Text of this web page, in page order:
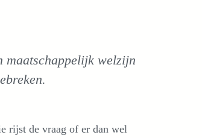
maatschappelijk welzijn
rijst de vraag of er dan wel